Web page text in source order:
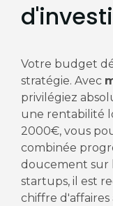
Votre budget
stratégie. Avec
privilégiez
une rentabilité
2000€, vous
combinée
doucement sur
startups, il est
chiffre